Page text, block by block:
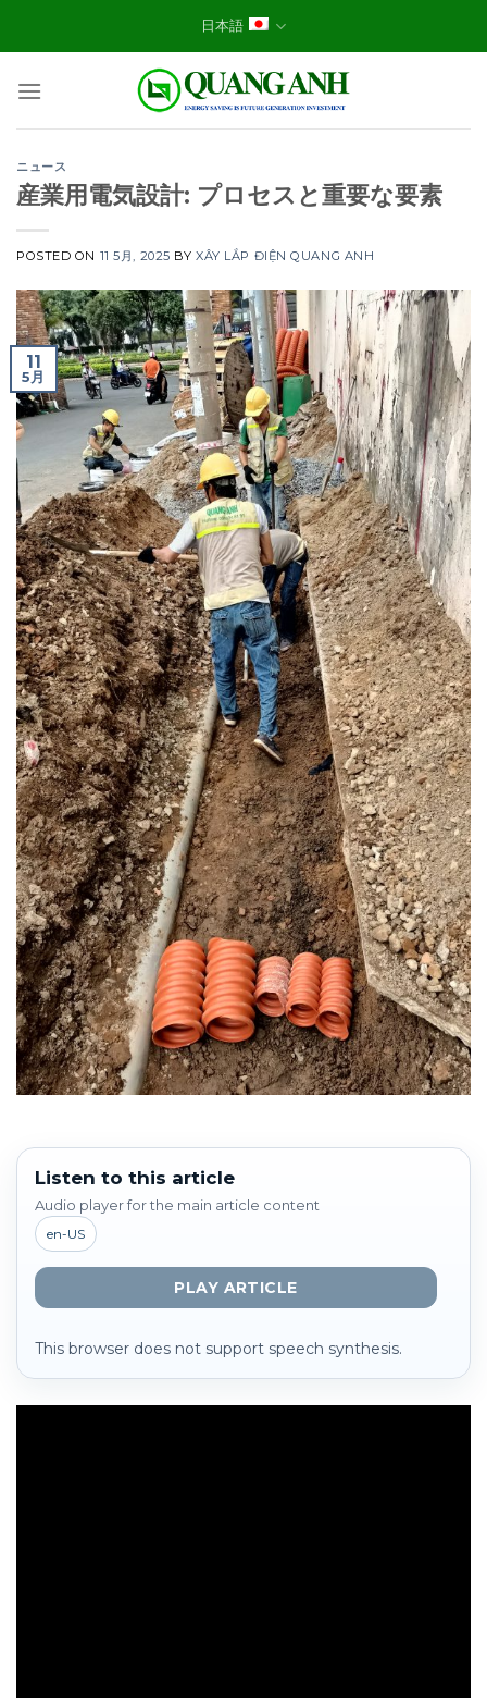
日本語
ニュース
産業用電気設計: プロセスと重要な要素
POSTED ON 11 5月, 2025 BYXÂY LẮP ĐIỆN QUANG ANH
11
5月
Listen to this article
Audio player for the main article content
en-US
PLAY ARTICLE
This browser does not support speech synthesis.